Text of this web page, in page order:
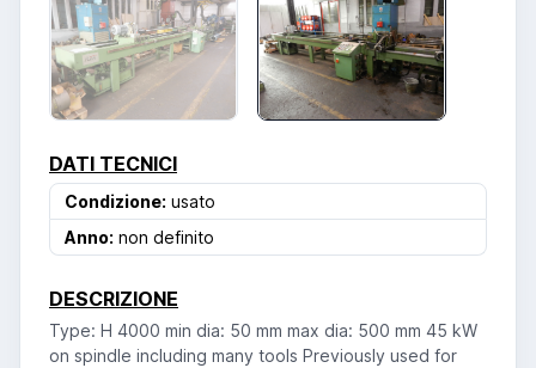
DATI TECNICI
Condizione: usato
Anno: non definito
DESCRIZIONE
Type: H 4000 min dia: 50 mm max dia: 500 mm 45 kW
on spindle including many tools Previously used for